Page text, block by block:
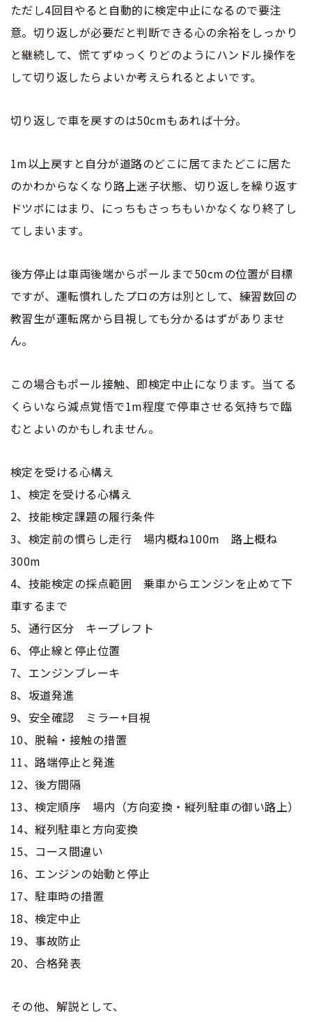
ただし4回目やると自動的に検定中止になるので要注
意。切り返しが必要だと判断できる心の余裕をしっかり
と継続して、慌てずゆっくりどのようにハンドル操作を
して切り返したらよいか考えられるとよいです。
切り返しで車を戻すのは50cmもあれば十分。
1m以上戻すと自分が道路のどこに居てまたどこに居た
のかわからなくなり路上迷子状態、切り返しを繰り返す
ドツボにはまり、にっちもさっちもいかなくなり終了し
てしまいます。
後方停止は車両後端からポールまで50cmの位置が目標
ですが、運転慣れしたプロの方は別として、練習数回の
教習生が運転席から目視しても分かるはずがありませ
ん。
この場合もポール接触、即検定中止になります。当てる
くらいなら減点覚悟で1m程度で停車させる気持ちで臨
むとよいのかもしれません。
検定を受ける心構え
1、検定を受ける心構え
2、技能検定課題の履行条件
3、検定前の慣らし走行 場内概ね100m 路上概ね
300m
4、技能検定の採点範囲 乗車からエンジンを止めて下
車するまで
5、通行区分 キープレフト
6、停止線と停止位置
7、エンジンブレーキ
8、坂道発進
9、安全確認 ミラー+目視
10、脱輪・接触の措置
11、路端停止と発進
12、後方間隔
13、検定順序 場内（方向変換・縦列駐車の御い路上）
14、縦列駐車と方向変換
15、コース間違い
16、エンジンの始動と停止
17、駐車時の措置
18、検定中止
19、事故防止
20、合格発表
その他、解説として、